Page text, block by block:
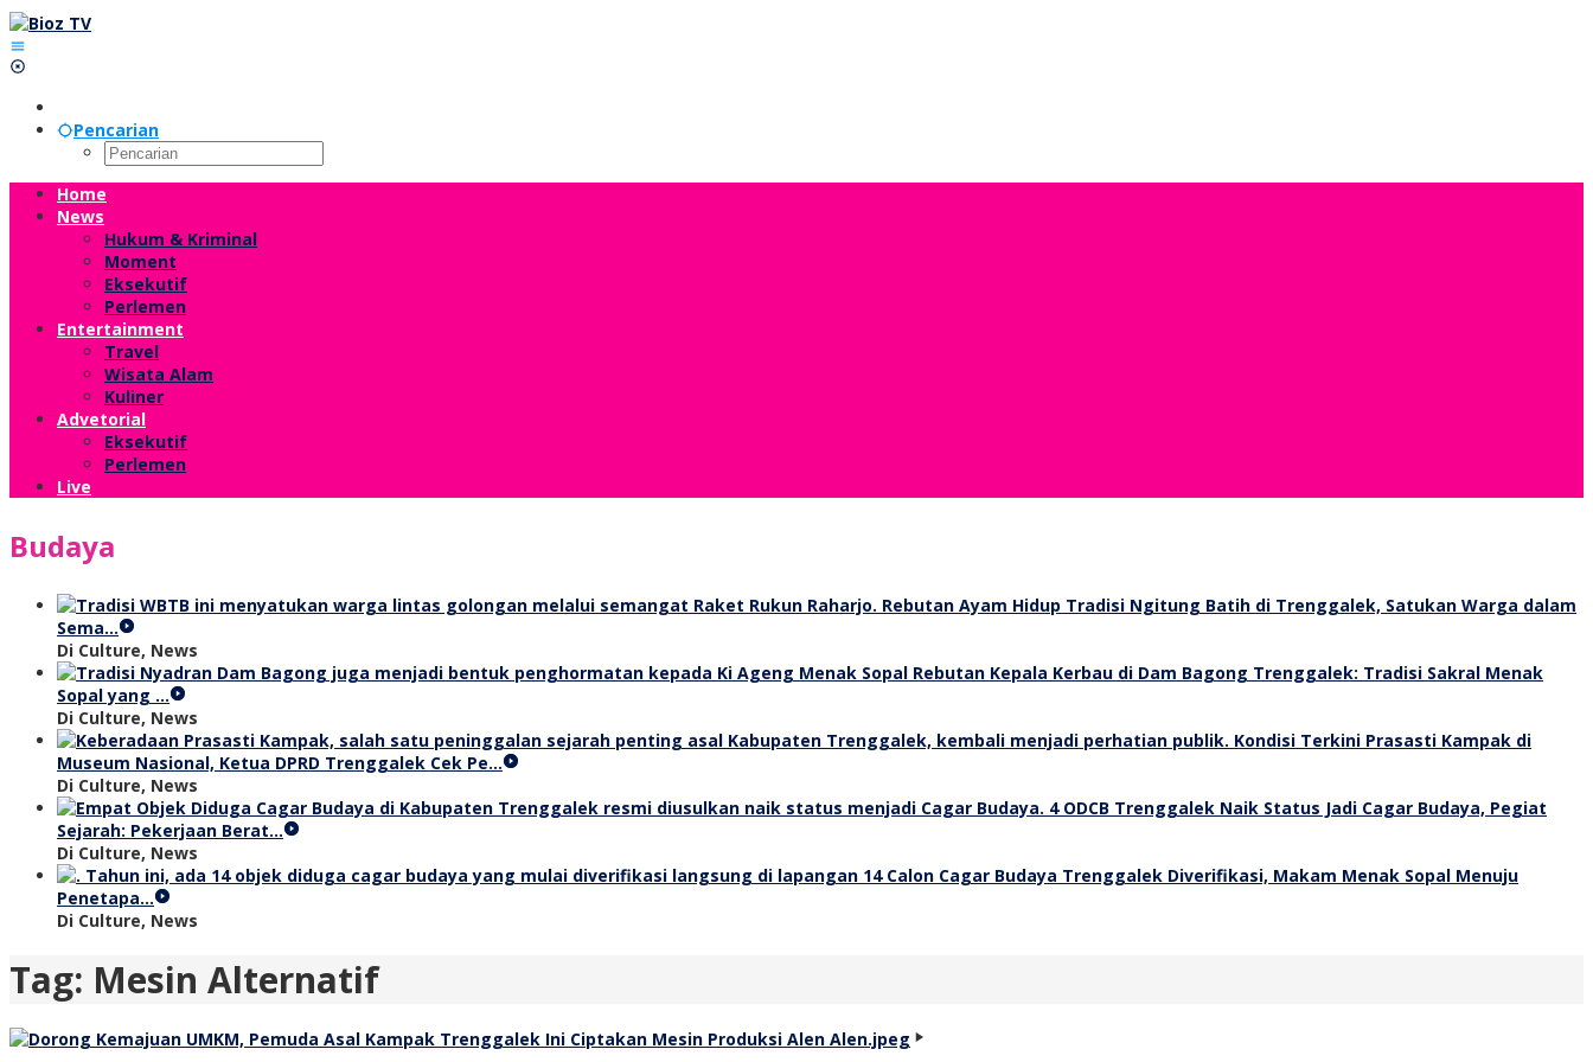
Lewati
ke
konten
Pencarian
Home
News
Hukum & Kriminal
Moment
Eksekutif
Perlemen
Entertainment
Travel
Wisata Alam
Kuliner
Advetorial
Eksekutif
Perlemen
Live
Budaya
Rebutan Ayam Hidup Tradisi Ngitung Batih di Trenggalek, Satukan Warga dalam
Sema…
Di Culture, News
Rebutan Kepala Kerbau di Dam Bagong Trenggalek: Tradisi Sakral Menak
Sopal yang …
Di Culture, News
Kondisi Terkini Prasasti Kampak di
Museum Nasional, Ketua DPRD Trenggalek Cek Pe…
Di Culture, News
4 ODCB Trenggalek Naik Status Jadi Cagar Budaya, Pegiat
Sejarah: Pekerjaan Berat…
Di Culture, News
14 Calon Cagar Budaya Trenggalek Diverifikasi, Makam Menak Sopal Menuju
Penetapa…
Di Culture, News
Tag: Mesin Alternatif